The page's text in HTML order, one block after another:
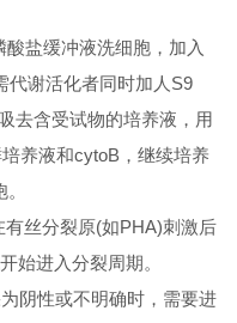
盐缓冲液洗细胞，加入
代谢活化者同时加人 S9
去含受试物的培养液，用
养液和cytoB ，继续培养
有丝分裂原(如PHA)刺激后
始进入分裂周期。
阴性或不明确时，需要进